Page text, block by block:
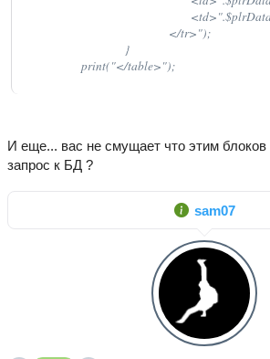
			print("</table>");
И еще... вас не смущает что этим блоков
запрос к БД ?
sam07